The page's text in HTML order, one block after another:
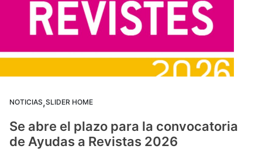
NOTICIAS,SLIDER HOME
Se abre el plazo para la convocatoria
de Ayudas a Revistas 2026